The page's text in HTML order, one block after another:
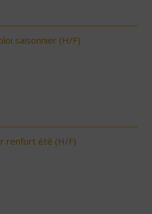
saisonnier (H/F)
renfort été (H/F)